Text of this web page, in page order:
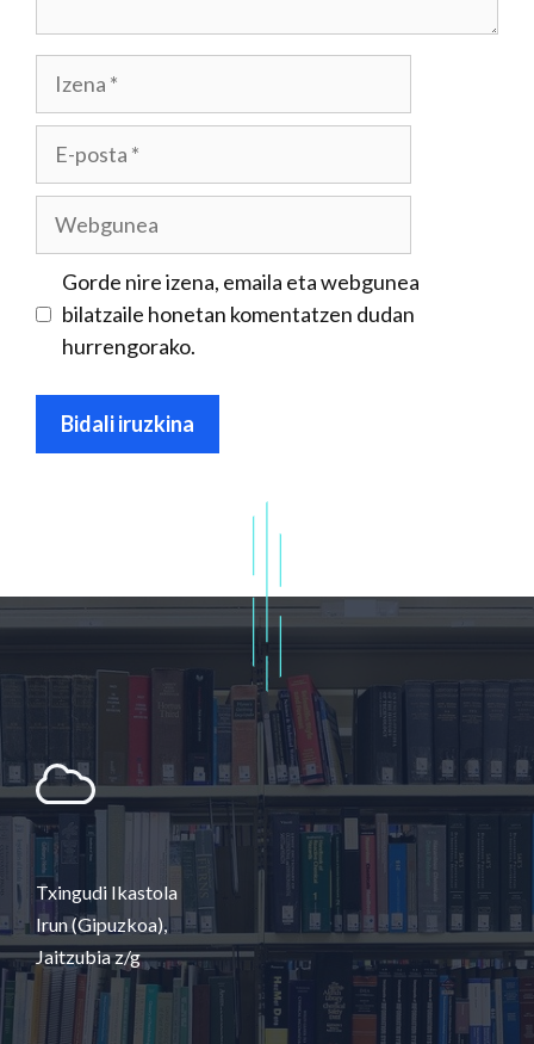
posta
Gorde nire izena, emaila eta webgunea
bilatzaile honetan komentatzen dudan
hurrengorako.
Txingudi Ikastola
Irun (Gipuzkoa),
Jaitzubia z/g